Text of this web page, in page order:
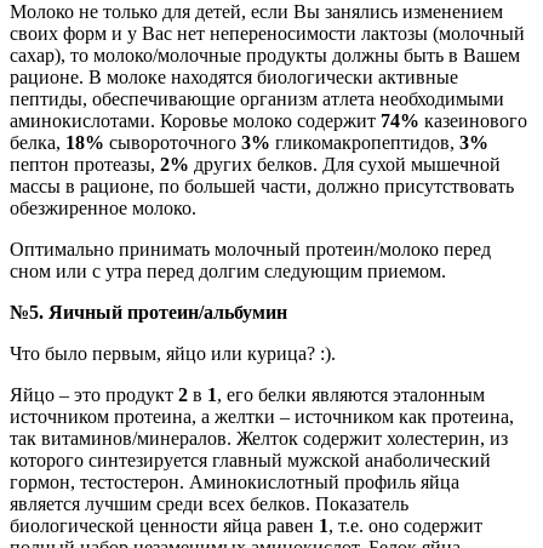
Молоко не только для детей, если Вы занялись изменением
своих форм и у Вас нет непереносимости лактозы (молочный
сахар), то молоко/молочные продукты должны быть в Вашем
рационе. В молоке находятся биологически активные
пептиды, обеспечивающие организм атлета необходимыми
аминокислотами. Коровье молоко содержит 74% казеинового
белка, 18% сывороточного 3% гликомакропептидов, 3%
пептон протеазы, 2% других белков. Для сухой мышечной
массы в рационе, по большей части, должно присутствовать
обезжиренное молоко.
Оптимально принимать молочный протеин/молоко перед
сном или с утра перед долгим следующим приемом.
№5. Яичный протеин/альбумин
Что было первым, яйцо или курица? :).
Яйцо – это продукт 2 в 1, его белки являются эталонным
источником протеина, а желтки – источником как протеина,
так витаминов/минералов. Желток содержит холестерин, из
которого синтезируется главный мужской анаболический
гормон, тестостерон. Аминокислотный профиль яйца
является лучшим среди всех белков. Показатель
биологической ценности яйца равен 1, т.е. оно содержит